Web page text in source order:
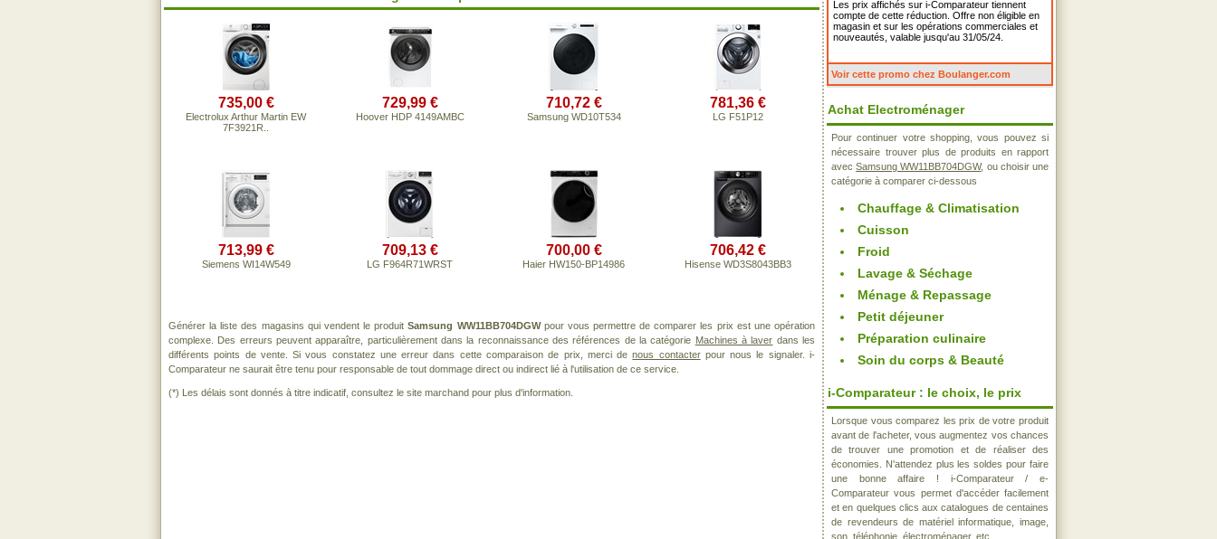
735,00 €
Electrolux Arthur Martin EW
7F3921R..
729,99 €
Hoover HDP 4149AMBC
710,72 €
Samsung WD10T534
781,36 €
LG F51P12
713,99 €
Siemens WI14W549
709,13 €
LG F964R71WRST
700,00 €
Haier HW150-BP14986
706,42 €
Hisense WD3S8043BB3
Générer la liste des magasins qui vendent le produitSamsung WW11BB704DGWpour vous permettre de comparer les prix est une opération
complexe. Des erreurs peuvent apparaître, particulièrement dans la reconnaissance des références de la catégorie Machines à laver dans les
différents points de vente. Si vous constatez une erreur dans cette comparaison de prix, merci denous contacterpour nous le signaler. i-
Comparateur ne saurait être tenu pour responsable de tout dommage direct ou indirect lié à l'utilisation de ce service.
(*) Les délais sont donnés à titre indicatif, consultez le site marchand pour plus d'information.
Les prix affichés sur i-Comparateur tiennent
compte de cette réduction. Offre non éligible en
magasin et sur les opérations commerciales et
nouveautés, valable jusqu'au 31/05/24.
Voir cette promo chez Boulanger.com
Achat Electroménager
Pour continuer votre shopping, vous pouvez si
nécessaire trouver plus de produits en rapport
avecSamsung WW11BB704DGW, ou choisir une
catégorie à comparer ci-dessous
Chauffage & Climatisation
Cuisson
Froid
Lavage & Séchage
Ménage & Repassage
Petit déjeuner
Préparation culinaire
Soin du corps & Beauté
i-Comparateur : le choix, le prix
Lorsque vous comparez les prix de votre produit
avant de l'acheter, vous augmentez vos chances
de trouver une promotion et de réaliser des
économies. N'attendez plus les soldes pour faire
une bonne affaire ! i-Comparateur / e-
Comparateur vous permet d'accéder facilement
et en quelques clics aux catalogues de centaines
de revendeurs de matériel informatique, image,
son, téléphonie, électroménager, etc..